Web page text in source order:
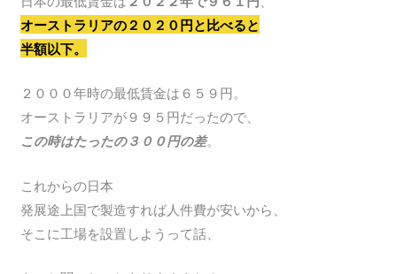
オーストラリアの２０２０円と比べると
半額以下。
２０００年時の最低賃金は６５９円。
オーストラリアが９９５円だったので、
この時はたったの３００円の差。
これからの日本
発展途上国で製造すれば人件費が安いから、
そこに工場を設置しようって話、